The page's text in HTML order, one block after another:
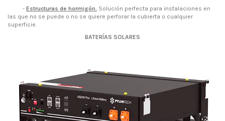
- Estructuras de hormigón. Solución perfecta para instalaciones en
las que no se puede o no se quiere perforar la cubierta o cualquier
superficie.
BATERÍAS SOLARES